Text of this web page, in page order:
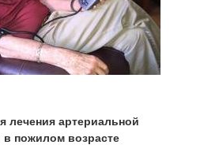
лечения артериальной
в пожилом возрасте